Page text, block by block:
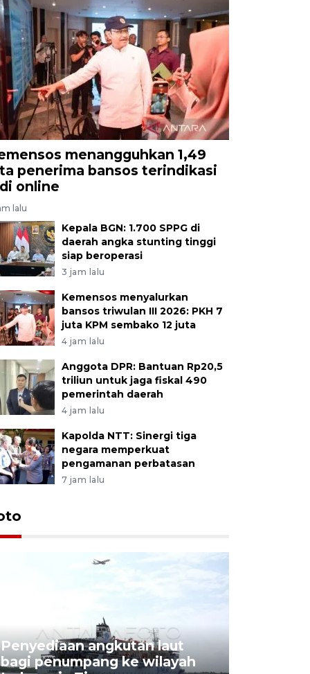
menangguhkan 1,49
penerima bansos terindikasi
online
lalu
Kepala BGN: 1.700 SPPG di
daerah angka stunting tinggi
siap beroperasi
3 jam lalu
Kemensos menyalurkan
bansos triwulan III 2026: PKH 7
juta KPM sembako 12 juta
4 jam lalu
Anggota DPR: Bantuan Rp20,5
triliun untuk jaga fiskal 490
pemerintah daerah
4 jam lalu
Kapolda NTT: Sinergi tiga
negara memperkuat
pengamanan perbatasan
7 jam lalu
Penyediaan angkutan laut
bagi penumpang ke wilayah